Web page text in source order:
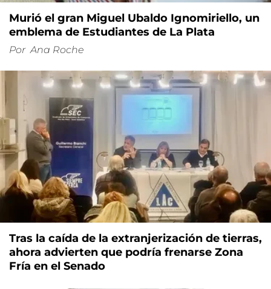
Murió el gran Miguel Ubaldo Ignomiriello, un
emblema de Estudiantes de La Plata
Por Ana Roche
Tras la caída de la extranjerización de tierras,
ahora advierten que podría frenarse Zona
Fría en el Senado